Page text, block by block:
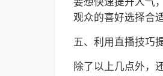
观众的喜好选择合
五、利用直播技巧
除了以上几点外，